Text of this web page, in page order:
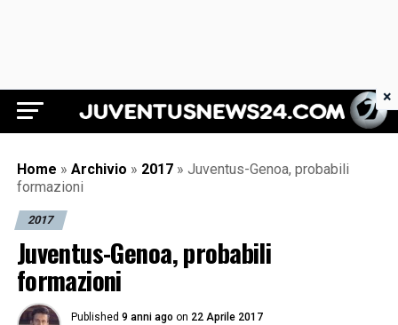
Juventus News 24
Home » Archivio » 2017 » Juventus-Genoa, probabili
formazioni
2017
Juventus-Genoa, probabili
formazioni
Published 9 anni ago on 22 Aprile 2017
×